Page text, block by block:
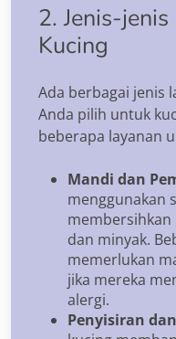
2. Jenis-
Kucing
Ada berbagai jenis
Anda pilih untuk
beberapa layanan
Mandi dan
menggunakan
dan minyak.
memerlukan
jika mereka
alergi.
Penyisiran